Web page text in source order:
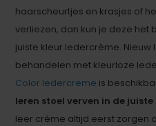
haarscheurtjes en krasjes of
verliezen, dan kun je deze
juiste kleur ledercrème. Nieuw
behandelen met kleurloze
Color ledercreme is
leren stoel verven in de juiste
leer crème altijd eerst zorgen